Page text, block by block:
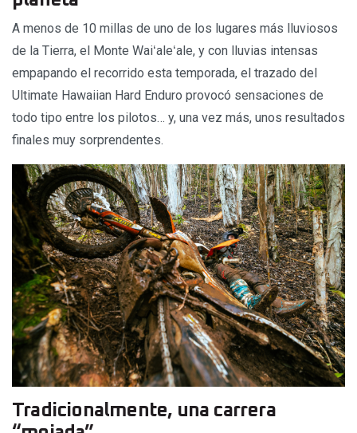
A menos de 10 millas de uno de los lugares más lluviosos
de la Tierra, el Monte Waiʻaleʻale, y con lluvias intensas
empapando el recorrido esta temporada, el trazado del
Ultimate Hawaiian Hard Enduro provocó sensaciones de
todo tipo entre los pilotos… y, una vez más, unos resultados
finales muy sorprendentes.
Tradicionalmente, una carrera